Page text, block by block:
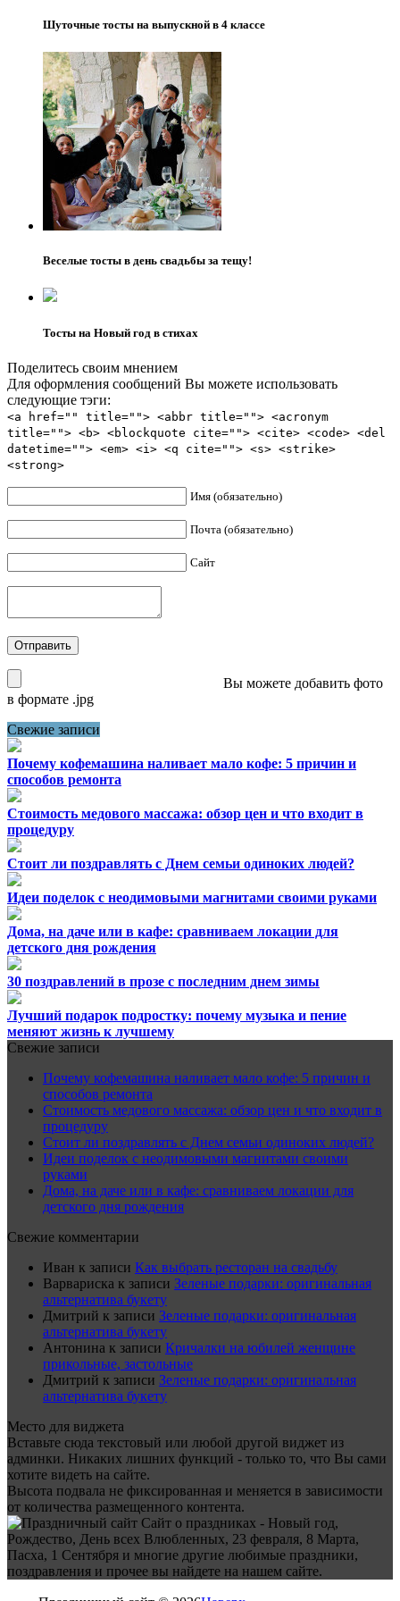
Шуточные тосты на выпускной в 4 классе
Веселые тосты в день свадьбы за тещу!
Тосты на Новый год в стихах
Поделитесь своим мнением
Для оформления сообщений Вы можете использовать
следующие тэги:
<a href="" title=""> <abbr title=""> <acronym
title=""> <b> <blockquote cite=""> <cite> <code> <del
datetime=""> <em> <i> <q cite=""> <s> <strike>
<strong>
Имя (обязательно)
Почта (обязательно)
Сайт
Вы можете добавить фото
в формате .jpg
Свежие записи
Почему кофемашина наливает мало кофе: 5 причин и
способов ремонта
Стоимость медового массажа: обзор цен и что входит в
процедуру
Стоит ли поздравлять с Днем семьи одиноких людей?
Идеи поделок с неодимовыми магнитами своими руками
Дома, на даче или в кафе: сравниваем локации для
детского дня рождения
30 поздравлений в прозе с последним днем зимы
Лучший подарок подростку: почему музыка и пение
меняют жизнь к лучшему
Свежие записи
Почему кофемашина наливает мало кофе: 5 причин и
способов ремонта
Стоимость медового массажа: обзор цен и что входит в
процедуру
Стоит ли поздравлять с Днем семьи одиноких людей?
Идеи поделок с неодимовыми магнитами своими
руками
Дома, на даче или в кафе: сравниваем локации для
детского дня рождения
Свежие комментарии
Иван к записи Как выбрать ресторан на свадьбу
Варвариска к записи Зеленые подарки: оригинальная
альтернатива букету
Дмитрий к записи Зеленые подарки: оригинальная
альтернатива букету
Антонина к записи Кричалки на юбилей женщине
прикольные, застольные
Дмитрий к записи Зеленые подарки: оригинальная
альтернатива букету
Место для виджета
Вставьте сюда текстовый или любой другой виджет из
админки. Никаких лишних функций - только то, что Вы сами
хотите видеть на сайте.
Высота подвала не фиксированная и меняется в зависимости
от количества размещенного контента.
Сайт о праздниках - Новый год,
Рождество, День всех Влюбленных, 23 февраля, 8 Марта,
Пасха, 1 Сентября и многие другие любимые праздники,
поздравления и прочее вы найдете на нашем сайте.